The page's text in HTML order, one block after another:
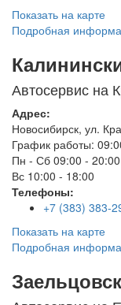
Показать на карте
Подробная
Автосервис на
Адрес:
Новосибирск, ул.
График работы:
Пн - Сб 09:00 - 20:00
Вс 10:00 - 18:00
Телефоны:
+7 (383) 383-
Показать на карте
Подробная